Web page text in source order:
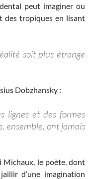
peut imaginer ou
des tropiques en lisant
soit plus étrange
Dobzhansky :
lignes et des formes
ensemble, ont jamais
Michaux, le poète, dont
d’une imagination